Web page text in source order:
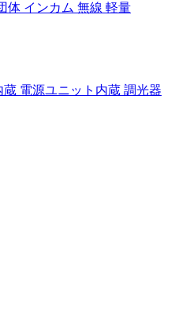
体 インカム 無線 軽量
電源ユニット内蔵 調光器